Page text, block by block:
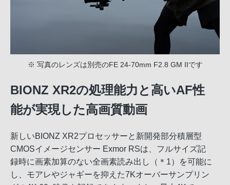
※ 写真のレンズは別売のFE 24-70mm F2.8 GM IIです
BIONZ XR2の処理能力と高いAF性
能が実現した高画質動画
新しいBIONZ XR2プロセッサーと新開発部分積層型
CMOSイメージセンサー Exmor RSは、フルサイズ記
録時に画素加算のない全画素読み出し（＊1）を可能に
し、モアレやジャギーを抑えた7Kオーバーサンプリン